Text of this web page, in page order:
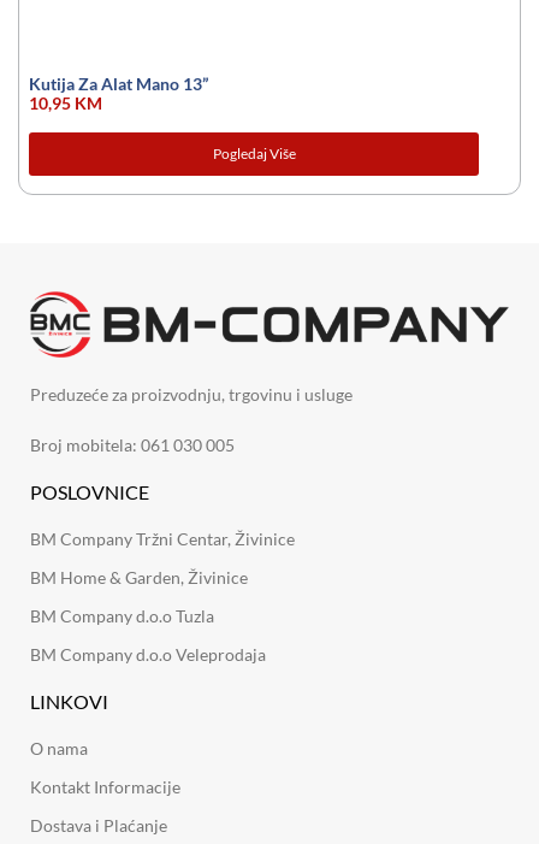
Kutija Za Alat Mano 13”
10,95 KM
Pogledaj Više
Preduzeće za proizvodnju, trgovinu i usluge
Broj mobitela: 061 030 005
POSLOVNICE
BM Company Tržni Centar, Živinice
BM Home & Garden, Živinice
BM Company d.o.o Tuzla
BM Company d.o.o Veleprodaja
LINKOVI
O nama
Kontakt Informacije
Dostava i Plaćanje